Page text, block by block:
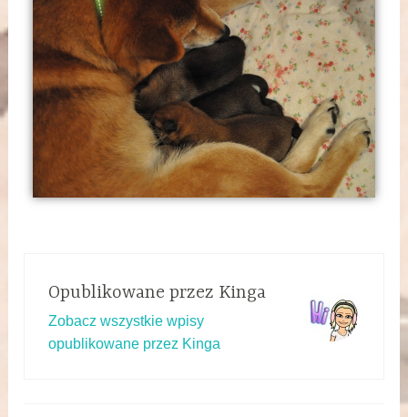
Opublikowane przez Kinga
Zobacz wszystkie wpisy
opublikowane przez Kinga